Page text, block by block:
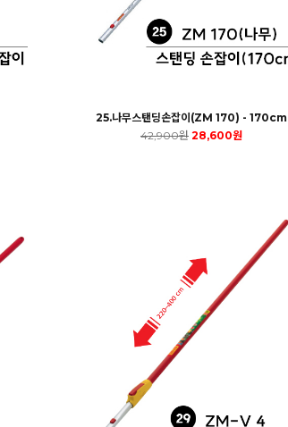
25.나무스탠딩손잡이(ZM 170) - 170cm
42,900원 28,600원